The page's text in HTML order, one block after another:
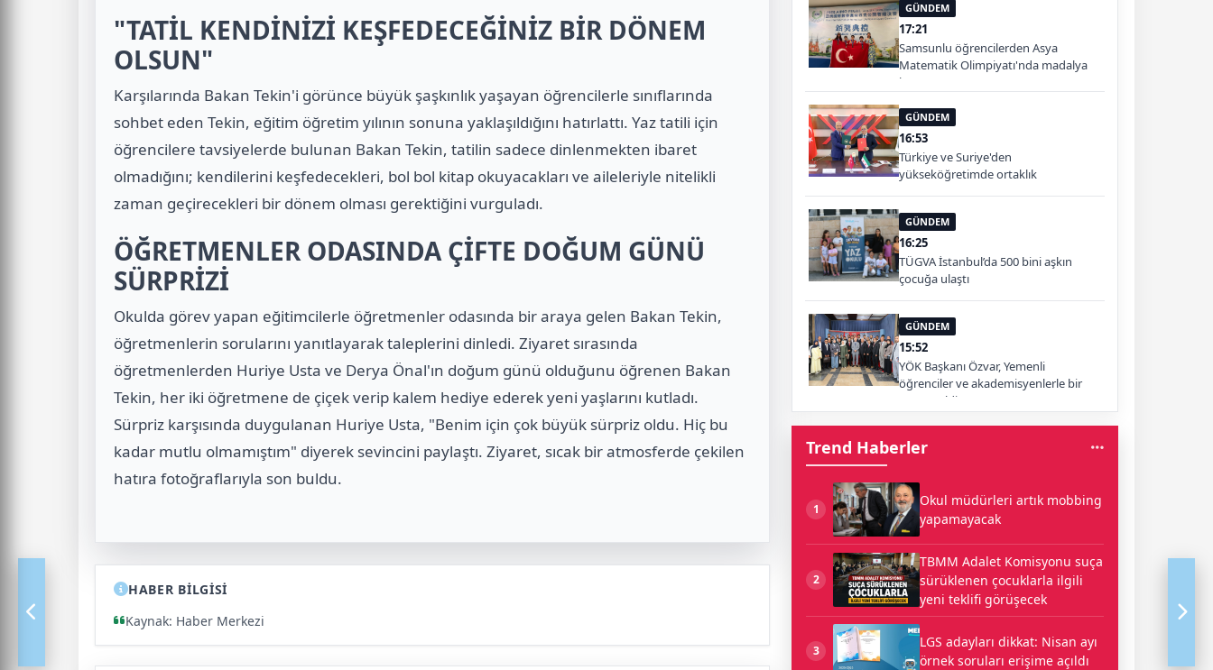
"TATİL KENDİNİZİ KEŞFEDECEĞİNİZ BİR DÖNEM
OLSUN"
Karşılarında Bakan Tekin'i görünce büyük şaşkınlık yaşayan öğrencilerle sınıflarında
sohbet eden Tekin, eğitim öğretim yılının sonuna yaklaşıldığını hatırlattı. Yaz tatili için
öğrencilere tavsiyelerde bulunan Bakan Tekin, tatilin sadece dinlenmekten ibaret
olmadığını; kendilerini keşfedecekleri, bol bol kitap okuyacakları ve aileleriyle nitelikli
zaman geçirecekleri bir dönem olması gerektiğini vurguladı.
ÖĞRETMENLER ODASINDA ÇİFTE DOĞUM GÜNÜ
SÜRPRİZİ
Okulda görev yapan eğitimcilerle öğretmenler odasında bir araya gelen Bakan Tekin,
öğretmenlerin sorularını yanıtlayarak taleplerini dinledi. Ziyaret sırasında
öğretmenlerden Huriye Usta ve Derya Önal'ın doğum günü olduğunu öğrenen Bakan
Tekin, her iki öğretmene de çiçek verip kalem hediye ederek yeni yaşlarını kutladı.
Sürpriz karşısında duygulanan Huriye Usta, "Benim için çok büyük sürpriz oldu. Hiç bu
kadar mutlu olmamıştım" diyerek sevincini paylaştı. Ziyaret, sıcak bir atmosferde çekilen
hatıra fotoğraflarıyla son buldu.
HABER BİLGİSİ
Kaynak: Haber Merkezi
GÜNDEM
17:21
Samsunlu öğrencilerden Asya
Matematik Olimpiyatı'nda madalya
başarısı
GÜNDEM
16:53
Türkiye ve Suriye'den
yükseköğretimde ortaklık
GÜNDEM
16:25
TÜGVA İstanbul’da 500 bini aşkın
çocuğa ulaştı
GÜNDEM
15:52
YÖK Başkanı Özvar, Yemenli
öğrenciler ve akademisyenlerle bir
araya geldi
Trend Haberler
1
Okul müdürleri artık mobbing
yapamayacak
2
TBMM Adalet Komisyonu suça
sürüklenen çocuklarla ilgili
yeni teklifi görüşecek
3
LGS adayları dikkat: Nisan ayı
örnek soruları erişime açıldı